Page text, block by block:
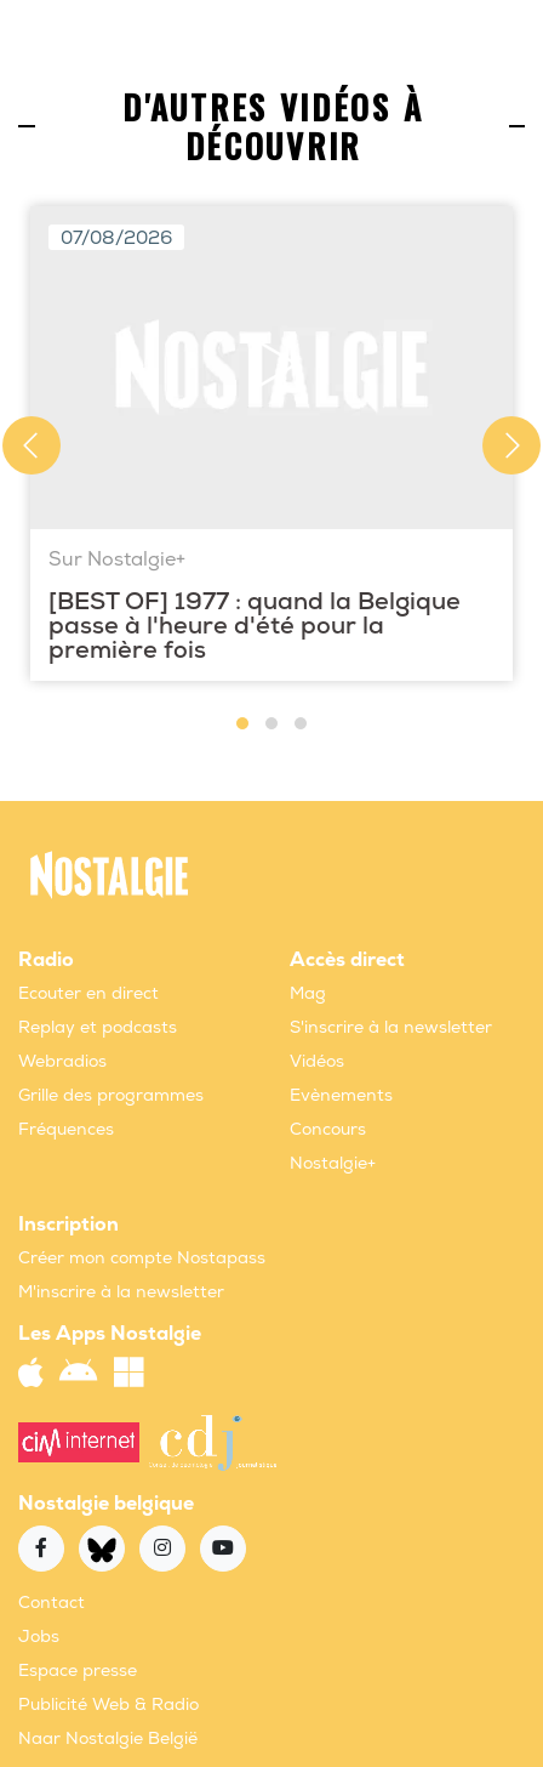
D'AUTRES VIDÉOS À
DÉCOUVRIR
07/08/2026
Sur Nostalgie+
[BEST OF] 1977 : quand la Belgique
passe à l'heure d'été pour la
première fois
Radio
Ecouter en direct
Replay et podcasts
Webradios
Grille des programmes
Fréquences
Accès direct
Mag
S'inscrire à la newsletter
Vidéos
Evènements
Concours
Nostalgie+
Inscription
Créer mon compte Nostapass
M'inscrire à la newsletter
Les Apps Nostalgie
Nostalgie belgique
Contact
Jobs
Espace presse
Publicité Web & Radio
Naar Nostalgie België